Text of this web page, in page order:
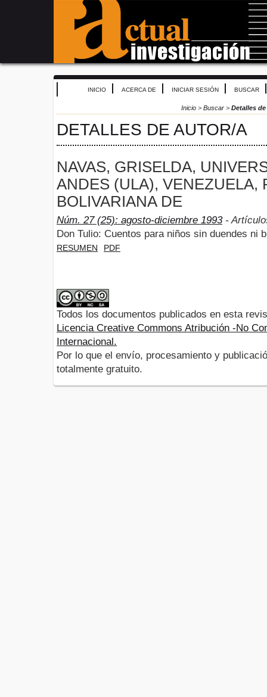
INICIO ACERCA DE INICIAR SESIÓN BUSCAR
Inicio > Buscar > Detalles
DETALLES DE AUTOR/A
NAVAS, GRISELDA,
ANDES (ULA), VENEZUELA,
BOLIVARIANA DE
Núm. 27 (25): agosto-diciembre 1993-
Don Tulio: Cuentos para niños sin duendes ni
RESUMEN PDF
Todos los documentos publicados en esta
Licencia Creative Commons Atribución -No
Internacional.
Por lo que el envío, procesamiento y
totalmente gratuito.